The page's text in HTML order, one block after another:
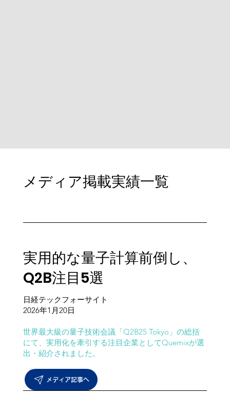
メディア掲載実績一覧
実用的な量子計算前倒し、
Q2B注目5選
日経テックフォーサイト
​2026年1月20日
世界最大級の量子技術会議「Q2B25 Tokyo」の総括
にて、実用化を牽引する注目企業としてQuemixが選
出・紹介されました。
メディア記事へ